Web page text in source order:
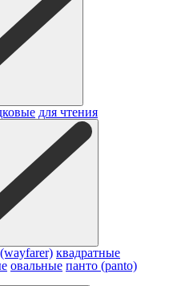
для чтения
квадратные
овальные панто (panto)